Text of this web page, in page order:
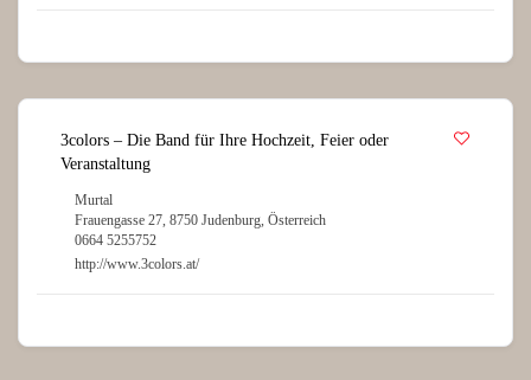
3colors – Die Band für Ihre Hochzeit, Feier oder
Veranstaltung
Murtal
Frauengasse 27, 8750 Judenburg, Österreich
0664 5255752
http://www.3colors.at/